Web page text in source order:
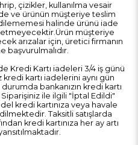
çizikler, kullanılma vesair
ve ürünün müşteriye teslim
halinde ürünü iade
müşteriye
arızalar için, üretici firmanın
başvurulmalıdır.
Kredi Kartı iadeleri 3/4 iş günü
kredi kartı iadelerini aynı gün
bankanızın kredi kartı
ile ilgili "İptal Edildi"
kredi kartınıza veya havale
Taksitli satışlarda
kredi kartınıza her ay artı